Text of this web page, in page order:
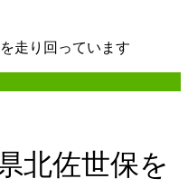
走り回っています
北佐世保を